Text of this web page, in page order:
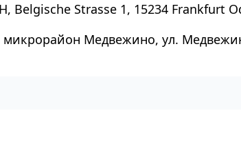
Belgische Strasse 1, 15234 Frankfurt
микрорайон Медвежино, ул.